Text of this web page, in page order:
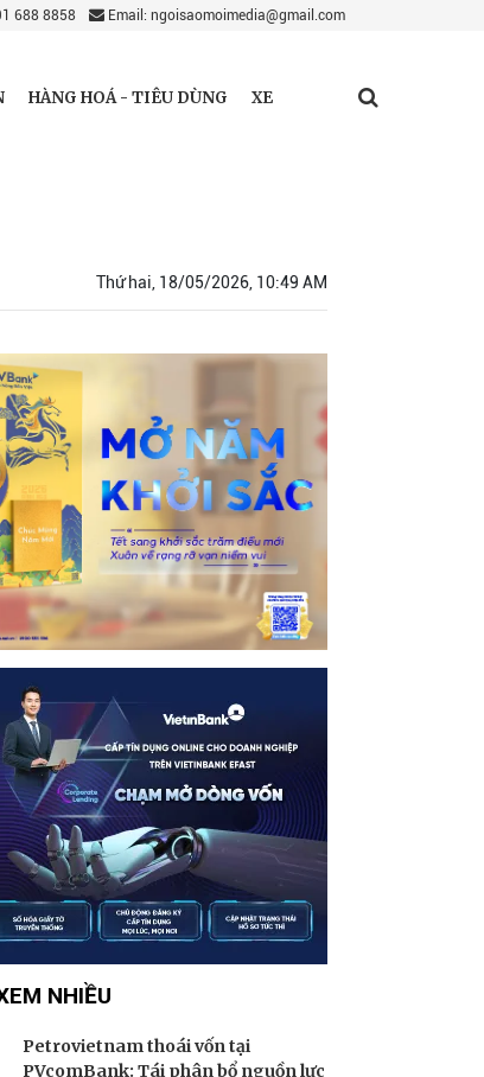
688 8858 Email: ngoisaomoimedia@gmail.com
HÀNG HOÁ - TIÊU DÙNG XE
Thứ hai, 18/05/2026, 10:49 AM
NHIỀU
Petrovietnam thoái vốn tại
PVcomBank: Tái phân bổ nguồn lực